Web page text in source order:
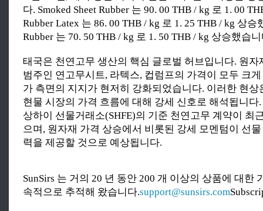
다. Smoked Sheet Rubber 는 90. 00 THB / kg 로 1. 00
Rubber Latex 는 86. 00 THB / kg 로 1. 25 THB / kg 상승
Rubber 는 70. 50 THB / kg 로 1. 50 THB / kg 상승했습
태국은 천연고무 생산의 핵심 글로벌 허브입니다. 원자
범주인 연고무시트, 라텍스, 컵럼프의 가격이 모두 크
가 측면의 지지가 현저히 강화되었습니다. 이러한 현상
현물 시장의 가격 흐름에 대해 강세 신호로 해석됩니다
상하이 선물거래소(SHFE)의 기준 천연고무 계약이 최
으며, 원자재 가격 상승에서 비롯된 강세 모멘텀이 선
력을 제공할 것으로 예상됩니다.
SunSirs 는 거의 20 년 동안 200 개 이상의 상품에 대한
속적으로 추적해 왔습니다.support@sunsirs.com